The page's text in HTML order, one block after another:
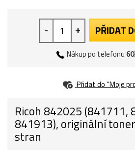
- + PŘIDAT
Nákup po telefonu
Přidat do “Moje
Ricoh 842025 (841711,
841913), originální
stran